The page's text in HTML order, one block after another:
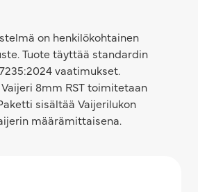
on henkilökohtainen
Tuote täyttää standardin
vaatimukset.
8mm RST toimitetaan
sisältää Vaijerilukon
määrämittaisena.